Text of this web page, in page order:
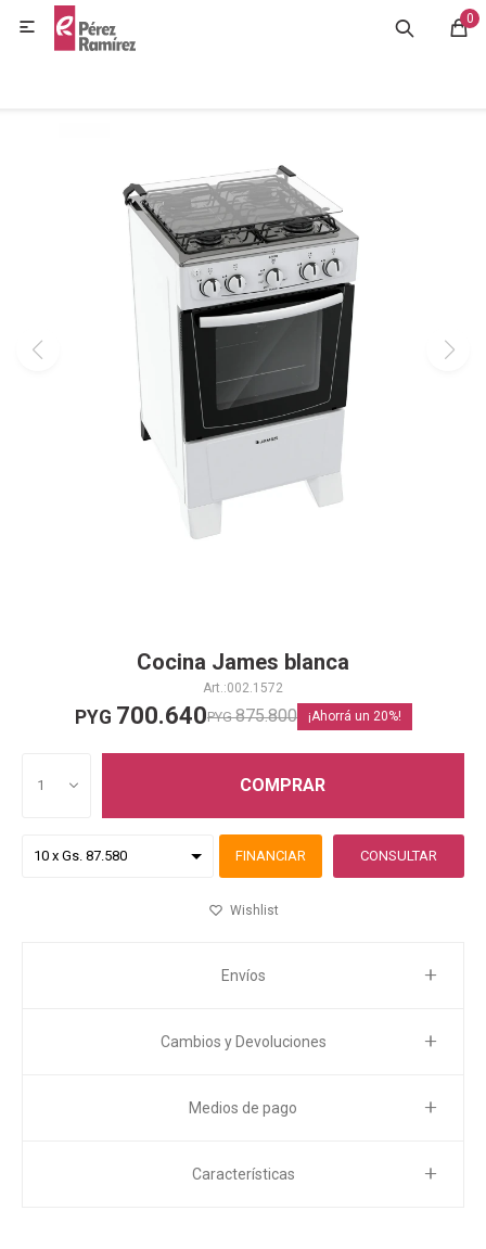
0

Cocina James blanca
002.1572
PYG 700.640PYG 875.800 20
1 COMPRAR
FINANCIAR CONSULTAR
Envíos
Cambios y Devoluciones
Medios de pago
Características
MI CUENTA
BLOG